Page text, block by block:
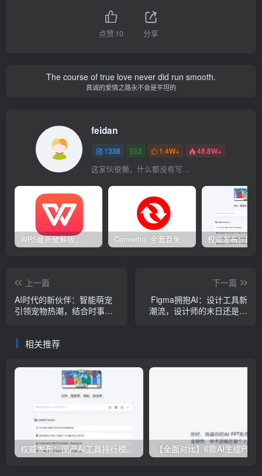
点赞 10 分享
The course of true love never did run smooth.
真诚的爱情之路永不会是平坦的
feidan
1338 2 1.4W+ 48.8W+
这家伙很懒，什么都没有写...
WPS最新破解版，已永久激活，无限制使用！ Convertio: 全面且免费的在线文件转换工具
上一篇
AI时代的新伙伴：智能萌宠
引领宠物热潮，结合时事热
下一篇
Figma拥抱AI：设计工具新
潮流，设计师的末日还是福
相关推荐
权威发布：国产AI工具排行榜TOP10，必备神器一览无余